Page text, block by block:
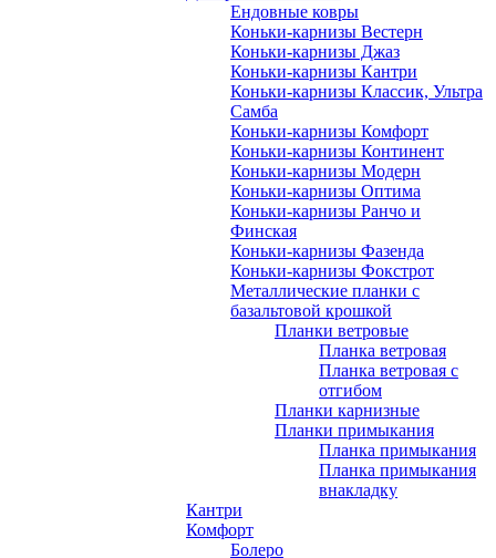
Ендовные ковры
Коньки-карнизы Вестерн
Коньки-карнизы Джаз
Коньки-карнизы Кантри
Коньки-карнизы Классик, Ультра
Самба
Коньки-карнизы Комфорт
Коньки-карнизы Континент
Коньки-карнизы Модерн
Коньки-карнизы Оптима
Коньки-карнизы Ранчо и
Финская
Коньки-карнизы Фазенда
Коньки-карнизы Фокстрот
Металлические планки с
базальтовой крошкой
Планки ветровые
Планка ветровая
Планка ветровая с
отгибом
Планки карнизные
Планки примыкания
Планка примыкания
Планка примыкания
внакладку
Кантри
Комфорт
Болеро